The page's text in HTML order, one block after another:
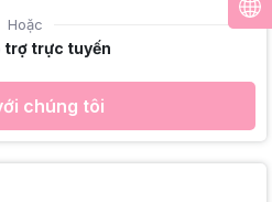
Hoặc
trợ trực tuyến
chúng tôi